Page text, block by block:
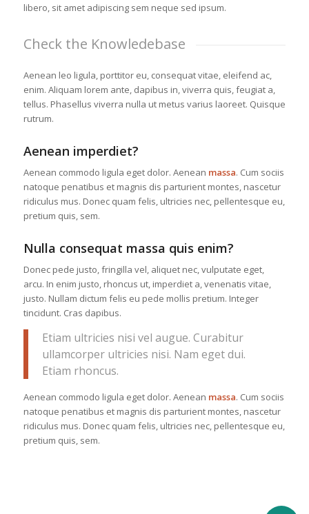
libero, sit amet adipiscing sem neque sed ipsum.
Check the Knowledebase
Aenean leo ligula, porttitor eu, consequat vitae, eleifend ac,
enim. Aliquam lorem ante, dapibus in, viverra quis, feugiat a,
tellus. Phasellus viverra nulla ut metus varius laoreet. Quisque
rutrum.
Aenean imperdiet?
Aenean commodo ligula eget dolor. Aenean massa. Cum sociis
natoque penatibus et magnis dis parturient montes, nascetur
ridiculus mus. Donec quam felis, ultricies nec, pellentesque eu,
pretium quis, sem.
Nulla consequat massa quis enim?
Donec pede justo, fringilla vel, aliquet nec, vulputate eget,
arcu. In enim justo, rhoncus ut, imperdiet a, venenatis vitae,
justo. Nullam dictum felis eu pede mollis pretium. Integer
tincidunt. Cras dapibus.
Etiam ultricies nisi vel augue. Curabitur
ullamcorper ultricies nisi. Nam eget dui.
Etiam rhoncus.
Aenean commodo ligula eget dolor. Aenean massa. Cum sociis
natoque penatibus et magnis dis parturient montes, nascetur
ridiculus mus. Donec quam felis, ultricies nec, pellentesque eu,
pretium quis, sem.